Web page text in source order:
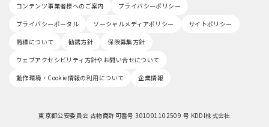
コンテンツ事業者様へのご案内
プライバシーポリシー
プライバシーポータル
ソーシャルメディアポリシー
サイトポリシー
商標について
勧誘方針
保険募集方針
ウェブアクセシビリティ方針やお問い合せについて
動作環境・Cookie情報の利用について
企業情報
東京都公安委員会 古物商許可番号 301001102509 号 KDDI株式会社